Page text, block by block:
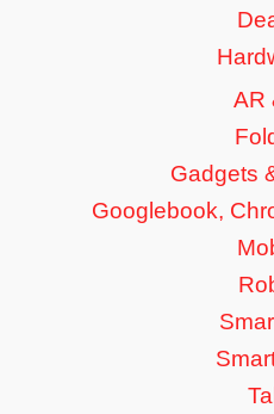
AR
Gadgets
Googlebook,